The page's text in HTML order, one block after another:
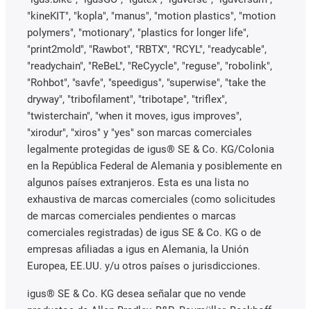
"kineKIT", "kopla", "manus", "motion plastics", "motion
polymers", "motionary", "plastics for longer life",
"print2mold", "Rawbot", "RBTX", "RCYL", "readycable",
"readychain", "ReBeL", "ReCyycle", "reguse", "robolink",
"Rohbot", "savfe", "speedigus", "superwise", "take the
dryway", "tribofilament", "tribotape", "triflex",
"twisterchain", "when it moves, igus improves",
"xirodur", "xiros" y "yes" son marcas comerciales
legalmente protegidas de igus® SE & Co. KG/Colonia
en la República Federal de Alemania y posiblemente en
algunos países extranjeros. Esta es una lista no
exhaustiva de marcas comerciales (como solicitudes
de marcas comerciales pendientes o marcas
comerciales registradas) de igus SE & Co. KG o de
empresas afiliadas a igus en Alemania, la Unión
Europea, EE.UU. y/u otros países o jurisdicciones.
igus® SE & Co. KG desea señalar que no vende